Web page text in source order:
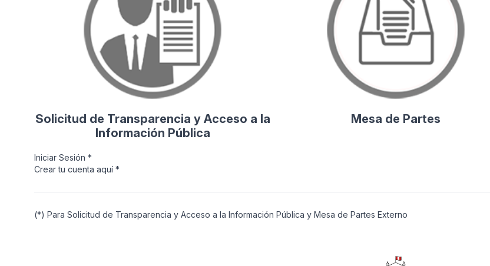
Solicitud de Transparencia y Acceso a la
Información Pública
Mesa de Partes
Iniciar Sesión *
Crear tu cuenta aquí *
(*) Para Solicitud de Transparencia y Acceso a la Información Pública y Mesa de Partes Externo